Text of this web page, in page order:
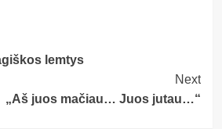
lemtys
Next
„Aš juos mačiau… Juos jutau…“